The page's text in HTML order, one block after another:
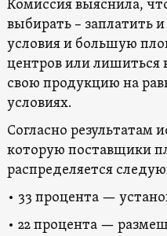
Комиссия выяснила,
выбирать – заплатить
условия и большую
центров или лишиться
свою продукцию на
условиях.
Согласно результатам
которую поставщики
распределяется
• 33 процента —
• 22 процента —